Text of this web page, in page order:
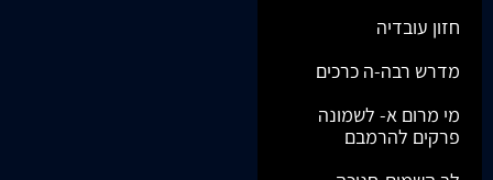
חזון עובדיה
מדרש רבה-ה כרכים
מי מרום א- לשמונה
פרקים להרמבם